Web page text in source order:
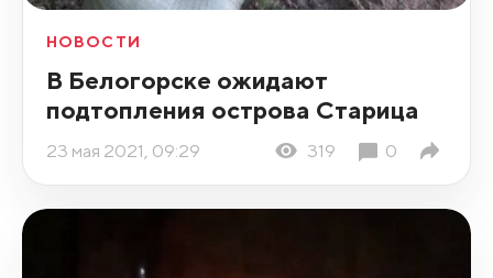
НОВОСТИ
В Белогорске ожидают
подтопления острова Старица
23 мая 2021, 09:29 319 0